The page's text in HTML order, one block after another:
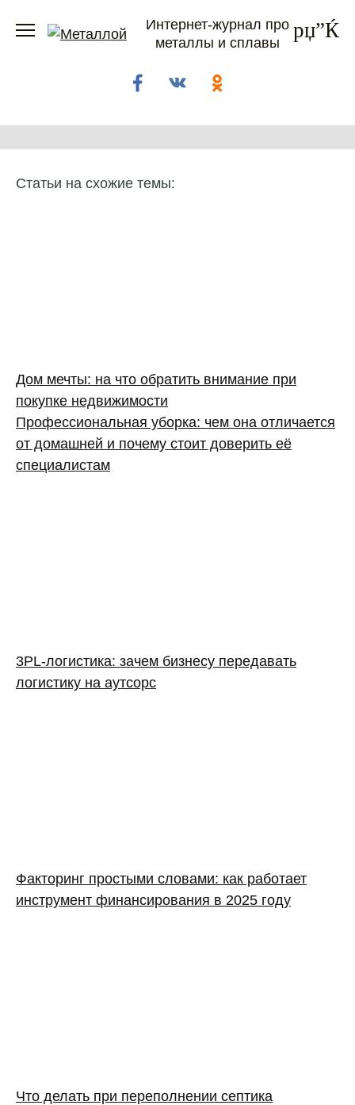
Интернет-журнал про
металлы и сплавы
Статьи на схожие темы:
Дом мечты: на что обратить внимание при
покупке недвижимости
Профессиональная уборка: чем она отличается
от домашней и почему стоит доверить её
специалистам
3PL‑логистика: зачем бизнесу передавать
логистику на аутсорс
Факторинг простыми словами: как работает
инструмент финансирования в 2025 году
Что делать при переполнении септика